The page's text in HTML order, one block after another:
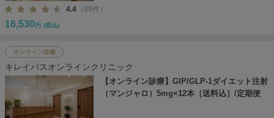
4.4 （89件）
16,530 円 (税込)
オンライン診療
キレイパスオンラインクリニック
【オンライン診療】GIP/GLP-1ダイエット注射
（マンジャロ）5mg×12本［送料込］/定期便